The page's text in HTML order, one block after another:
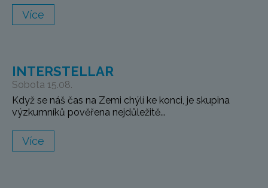
Více
INTERSTELLAR
Sobota 15.08.
Když se náš čas na Zemi chýlí ke konci, je skupina
výzkumníků pověřena nejdůležitě...
Více